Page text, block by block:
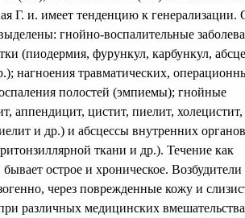
Г. и. имеет тенденцию к генерализации.
гнойно-воспалительные
(пиодермия, фурункул, карбункул,
нагноения травматических,
полостей (эмпиемы); гнойные
аппендицит, цистит, пиелит, холецистит,
и др.) и абсцессы внутренних органов
ткани и др.). Течение как
острое и хроническое. Возбудители
через поврежденные кожу и
различных медицинских